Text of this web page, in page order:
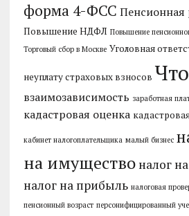
форма 4-ФСС
Повышение НДФЛ Повышение
Торговый сбор в Москве Уголовная
неуплату страховых взносов
взаимозависимость заработная
кадастровая оценка
кабинет налогоплательщика малый бизнес
на имущество налог
налог на прибыль налоговая
пенсионный возраст персонифицированный